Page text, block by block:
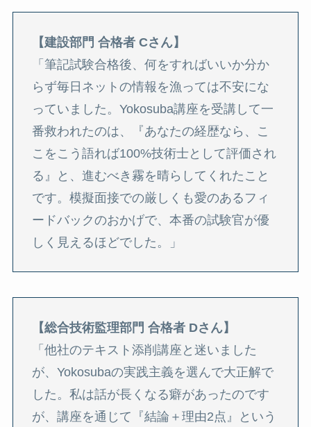
【建設部門 合格者 Cさん】
「筆記試験合格後、何をすればいいか分か
らず毎日ネットの情報を漁っては不安にな
っていました。Yokosuba講座を受講して一
番救われたのは、『あなたの経歴なら、こ
こをこう語れば100%技術士として評価され
る』と、進むべき霧を晴らしてくれたこと
です。模擬面接での厳しくも愛のあるフィ
ードバックのおかげで、本番の試験官が優
しく見えるほどでした。」
【総合技術監理部門 合格者 Dさん】
「他社のテキスト添削講座と迷いました
が、Yokosubaの実践主義を選んで大正解で
した。私は話が長くなる癖があったのです
が、講座を通じて『結論＋理由2点』という